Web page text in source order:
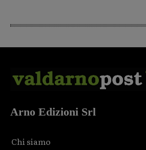
Arno Edizioni Srl
Chi siamo